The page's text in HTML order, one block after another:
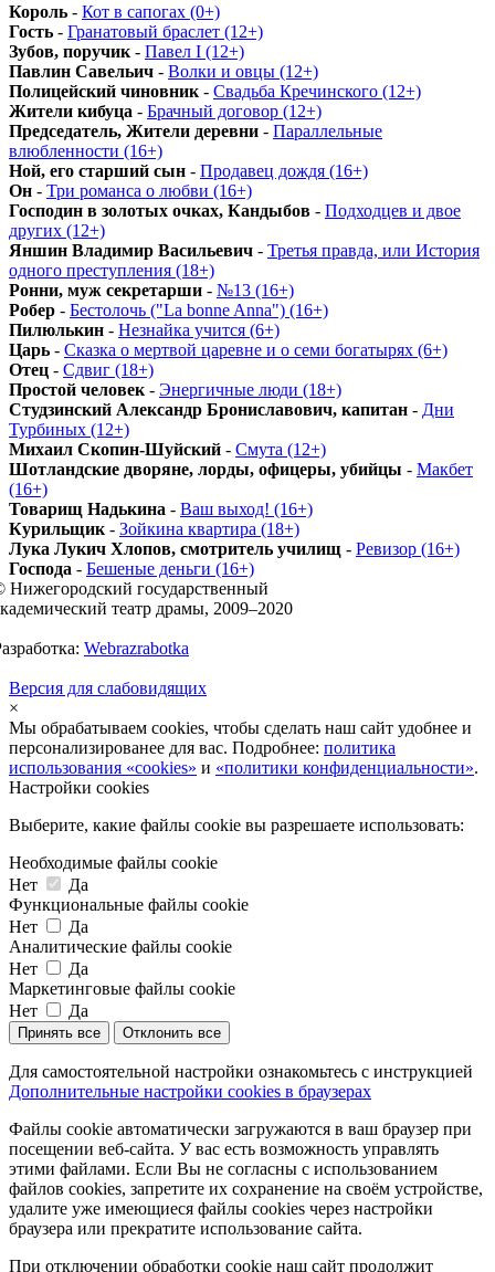
Король - Кот в сапогах (0+)
Гость - Гранатовый браслет (12+)
Зубов, поручик - Павел I (12+)
Павлин Савельич - Волки и овцы (12+)
Полицейский чиновник - Свадьба Кречинского (12+)
Жители кибуца - Брачный договор (12+)
Председатель, Жители деревни - Параллельные
влюбленности (16+)
Ной, его старший сын - Продавец дождя (16+)
Он - Три романса о любви (16+)
Господин в золотых очках, Кандыбов - Подходцев и двое
других (12+)
Яншин Владимир Васильевич - Третья правда, или История
одного преступления (18+)
Ронни, муж секретарши - №13 (16+)
Робер - Бестолочь ("La bonne Anna") (16+)
Пилюлькин - Незнайка учится (6+)
Царь - Сказка о мертвой царевне и о семи богатырях (6+)
Отец - Сдвиг (18+)
Простой человек - Энергичные люди (18+)
Студзинский Александр Брониславович, капитан - Дни
Турбиных (12+)
Михаил Скопин-Шуйский - Смута (12+)
Шотландские дворяне, лорды, офицеры, убийцы - Макбет
(16+)
Товарищ Надькина - Ваш выход! (16+)
Курильщик - Зойкина квартира (18+)
Лука Лукич Хлопов, смотритель училищ - Ревизор (16+)
Господа - Бешеные деньги (16+)
Нижегородский государственный
театр драмы, 2009–2020
Webrazrabotka
Версия для слабовидящих
×
Мы обрабатываем cookies, чтобы сделать наш сайт удобнее и
персонализированее для вас. Подробнее: политика
использования «cookies» и «политики конфиденциальности».
Настройки cookies
Выберите, какие файлы cookie вы разрешаете использовать:
Необходимые файлы cookie
Нет
Да
Функциональные файлы cookie
Нет
Да
Аналитические файлы cookie
Нет
Да
Маркетинговые файлы cookie
Нет
Да
Принять все Отклонить все
Для самостоятельной настройки ознакомьтесь с инструкцией
Дополнительные настройки cookies в браузерах
Файлы cookie автоматически загружаются в ваш браузер при
посещении веб-сайта. У вас есть возможность управлять
этими файлами. Если Вы не согласны с использованием
файлов cookies, запретите их сохранение на своём устройстве,
удалите уже имеющиеся файлы cookies через настройки
браузера или прекратите использование сайта.
При отключении обработки cookie наш сайт продолжит